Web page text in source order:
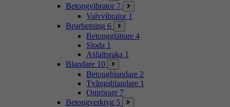
Betongvibrator 7
Valvvibrator 1
Bearbetning 6
Betongglättare 4
Sloda 1
Asfaltsraka 1
Blandare 10
Betongblandare 2
Tvångsblandare 1
Omrörare 7
Betongverktyg 5